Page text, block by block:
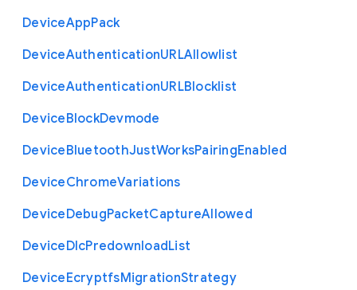
DeviceAppPack
DeviceAuthenticationURLAllowlist
DeviceAuthenticationURLBlocklist
DeviceBlockDevmode
DeviceBluetoothJustWorksPairingEnabled
DeviceChromeVariations
DeviceDebugPacketCaptureAllowed
DeviceDlcPredownloadList
DeviceEcryptfsMigrationStrategy